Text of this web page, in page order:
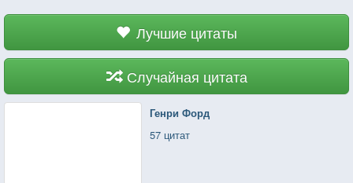
Лучшие цитаты
Случайная цитата
Генри Форд
57 цитат